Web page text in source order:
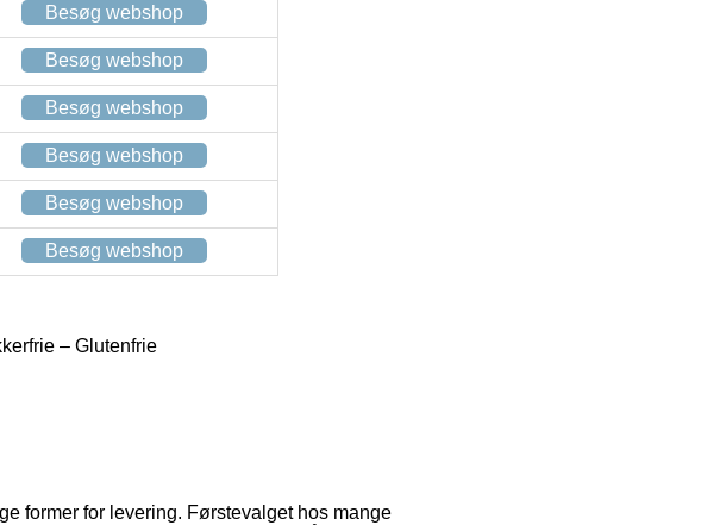
Besøg webshop
Besøg webshop
Besøg webshop
Besøg webshop
Besøg webshop
Besøg webshop
– Glutenfrie
former for levering. Førstevalget hos mange